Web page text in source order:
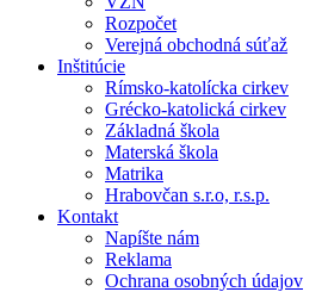
Rozpočet
Verejná obchodná súťaž
Inštitúcie
Rímsko-katolícka cirkev
Grécko-katolická cirkev
Základná škola
Materská škola
Matrika
Hrabovčan s.r.o, r.s.p.
Kontakt
Napíšte nám
Reklama
Ochrana osobných údajov